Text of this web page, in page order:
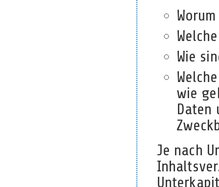
Wie
wie
Daten
Je nach